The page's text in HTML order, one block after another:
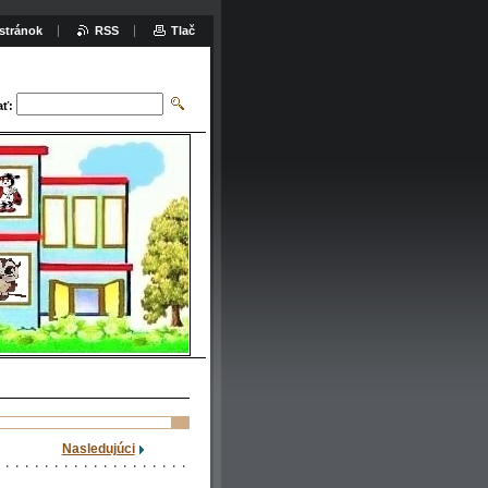
Nasledujúci
RSS Tlač